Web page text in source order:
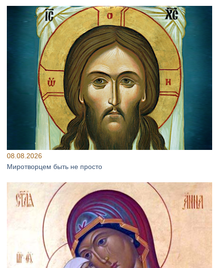
08.08.2026
Миротворцем быть не просто